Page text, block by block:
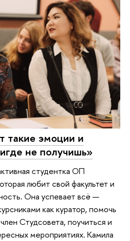
такие эмоции и
не получишь»
студентка ОП
любит свой факультет и
Она успевает всё —
как куратор, помочь
Студсовета, поучиться и
мероприятиях. Камила